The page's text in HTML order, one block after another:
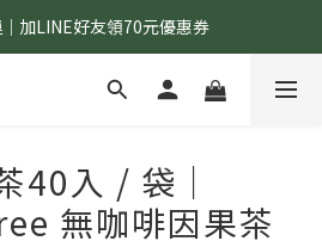
加LINE好友領70元優惠券
加LINE好友領70元優惠券
送好日隨行冷水瓶 (贈完為止)
40入 / 袋｜
無咖啡因果茶